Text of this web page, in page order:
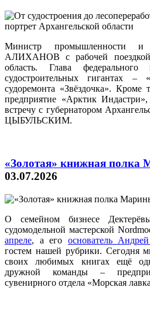
Министр промышленности
АЛИХАНОВ с рабочей поездкой
область. Глава
судостроительных гигантах
судоремонта «Звёздочка».
предприятие «Арктик
встречу с губернатором
ЦЫБУЛЬСКИМ.
«Золотая» книжная полка
03.07.2026
О семейном бизнесе
судомодельной мастерской
апреле, а его основатель
гостем нашей рубрики. Сегодня
своих любимых книгах ещё
дружной команды –
сувенирного отдела «Морская